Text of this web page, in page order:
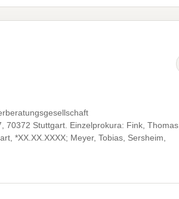
Stuttgart. Einzelprokura: Fink, Thomas,
*XX.XX.XXXX; Meyer, Tobias, Sersheim,